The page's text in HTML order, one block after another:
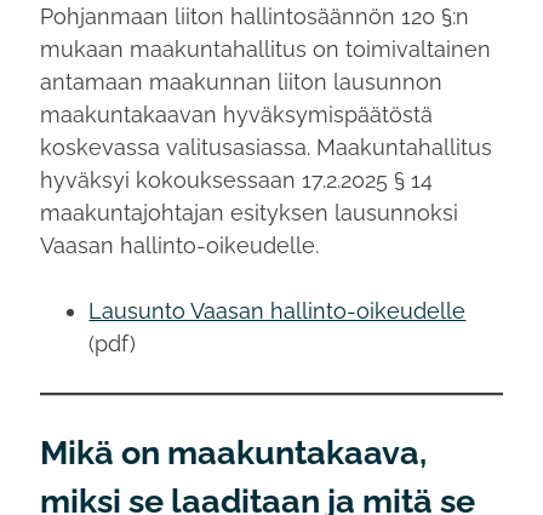
Pohjanmaan liiton hallintosäännön 120 §:n
mukaan maakuntahallitus on toimivaltainen
antamaan maakunnan liiton lausunnon
maakuntakaavan hyväksymispäätöstä
koskevassa valitusasiassa. Maakuntahallitus
hyväksyi kokouksessaan 17.2.2025 § 14
maakuntajohtajan esityksen lausunnoksi
Vaasan hallinto-oikeudelle.
Lausunto Vaasan hallinto-oikeudelle
(pdf)
Mikä on maakuntakaava,
miksi se laaditaan ja mitä se